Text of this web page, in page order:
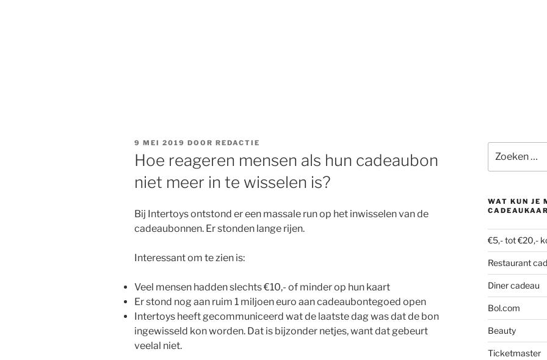
GEPLAATST
OP
9 MEI 2019 DOOR REDACTIE
Hoe reageren mensen als hun cadeaubon
niet meer in te wisselen is?
Bij Intertoys ontstond er een massale run op het inwisselen van de
cadeaubonnen. Er stonden lange rijen.
Interessant om te zien is:
Veel mensen hadden slechts €10,- of minder op hun kaart
Er stond nog aan ruim 1 miljoen euro aan cadeaubontegoed open
Intertoys heeft gecommuniceerd wat de laatste dag was dat de bon
ingewisseld kon worden. Dat is bijzonder netjes, want dat gebeurt
veelal niet.
naar:
WAT KUN JE
€5,- tot €20,-
Restaurant
Diner cadeau
Bol.com
Beauty
Ticketmaster